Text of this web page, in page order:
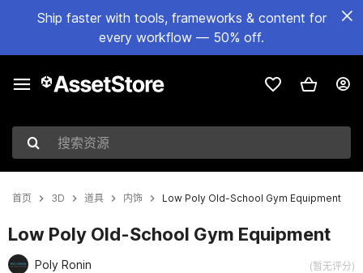
Ship faster with tools, frameworks & content for
every workflow — 50% off.
搜索资源
首页 3D 道具 内饰 Low Poly Old-School Gym Equipment
Low Poly Old-School Gym Equipment
Poly Ronin (暂无评分)